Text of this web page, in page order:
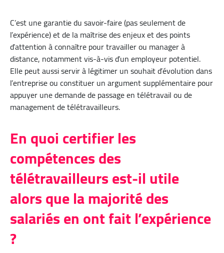
C’est une garantie du savoir-faire (pas seulement de
l’expérience) et de la maîtrise des enjeux et des points
d’attention à connaître pour travailler ou manager à
distance, notamment vis-à-vis d’un employeur potentiel.
Elle peut aussi servir à légitimer un souhait d’évolution dans
l’entreprise ou constituer un argument supplémentaire pour
appuyer une demande de passage en télétravail ou de
management de télétravailleurs.
En quoi certifier les
compétences des
télétravailleurs est-il utile
alors que la majorité des
salariés en ont fait l’expérience
?